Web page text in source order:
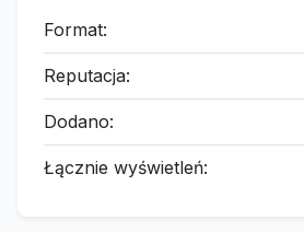
Format:
Reputacja:
Dodano:
Łącznie wyświetleń: